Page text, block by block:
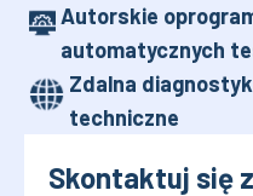
Autorskie
automatycznych
Zdalna
techniczne
Skontaktuj się